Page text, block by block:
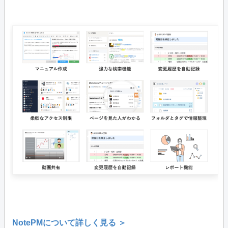
NotePMについて詳しく見る ＞